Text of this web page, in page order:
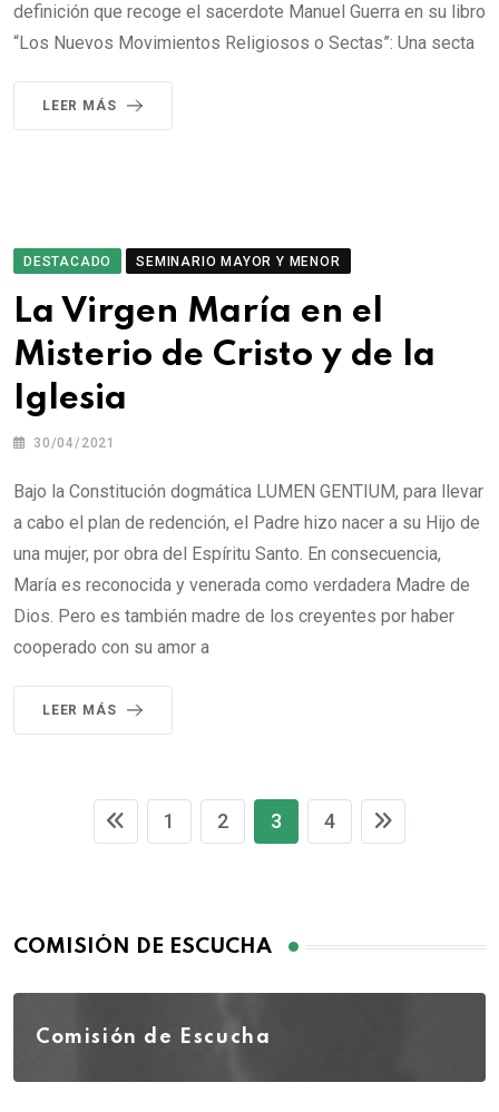
definición que recoge el sacerdote Manuel Guerra en su libro
“Los Nuevos Movimientos Religiosos o Sectas”: Una secta
LEER MÁS
DESTACADO SEMINARIO MAYOR Y MENOR
La Virgen María en el
Misterio de Cristo y de la
Iglesia
30/04/2021
Bajo la Constitución dogmática LUMEN GENTIUM, para llevar
a cabo el plan de redención, el Padre hizo nacer a su Hijo de
una mujer, por obra del Espíritu Santo. En consecuencia,
María es reconocida y venerada como verdadera Madre de
Dios. Pero es también madre de los creyentes por haber
cooperado con su amor a
LEER MÁS
1 2 3 4
COMISIÓN DE ESCUCHA
Comisión de Escucha